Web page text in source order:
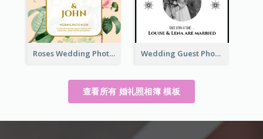
Roses Wedding Photo Book Wedding Guest Photo Book
查看所有 婚礼照相簿 模板